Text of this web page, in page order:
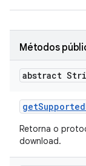
Métodos
abstract
getSupported
Retorna o
download.